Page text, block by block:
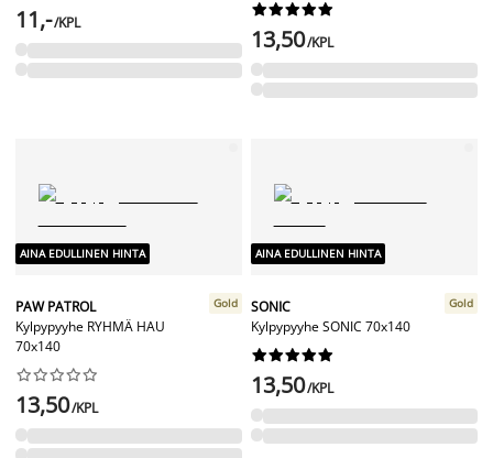
11,-/KPL






13,50/KPL
AINA EDULLINEN HINTA
PAW PATROL
Kylpypyyhe RYHMÄ HAU
70x140
Gold






13,50/KPL
AINA EDULLINEN HINTA
SONIC
Kylpypyyhe SONIC 70x140
Gold






13,50/KPL